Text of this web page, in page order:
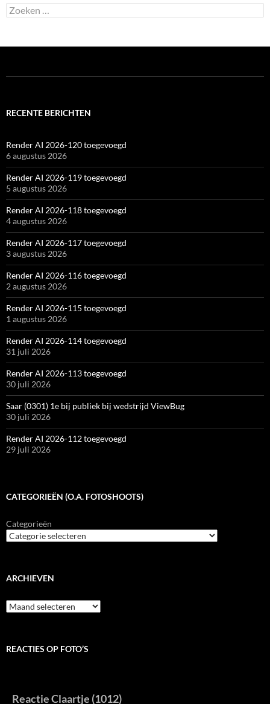
Zoeken
naar:
RECENTE BERICHTEN
Render AI 2026-120 toegevoegd
6 augustus 2026
Render AI 2026-119 toegevoegd
5 augustus 2026
Render AI 2026-118 toegevoegd
4 augustus 2026
Render AI 2026-117 toegevoegd
3 augustus 2026
Render AI 2026-116 toegevoegd
2 augustus 2026
Render AI 2026-115 toegevoegd
1 augustus 2026
Render AI 2026-114 toegevoegd
31 juli 2026
Render AI 2026-113 toegevoegd
30 juli 2026
Saar (0301) 1e bij publiek bij wedstrijd ViewBug
30 juli 2026
Render AI 2026-112 toegevoegd
29 juli 2026
CATEGORIEËN (O.A. FOTOSHOOTS)
Categorieën
ARCHIEVEN
Archieven
REACTIES OP FOTO’S
Reactie Claartje (1012)